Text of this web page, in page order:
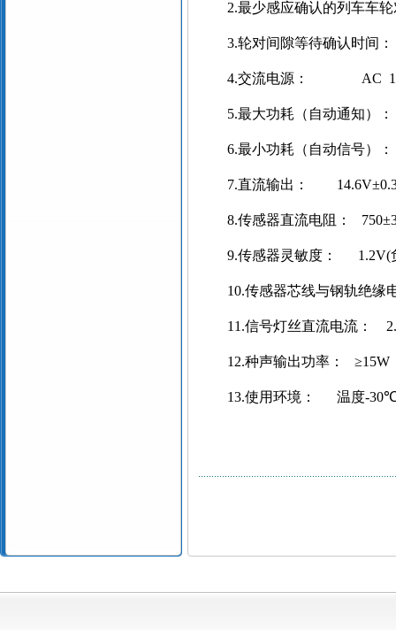
2.最少感应确认的列车车
3.轮对间隙等待确认时间：
4.交流电源： AC
5.最大功耗（自动通知）：
6.最小功耗（自动信号）：
7.直流输出： 14.6V±
8.传感器直流电阻： 750±
9.传感器灵敏度： 1.2V(
10.传感器芯线与钢轨绝缘
11.信号灯丝直流电流：
12.种声输出功率： ≥15W
13.使用环境： 温度-30